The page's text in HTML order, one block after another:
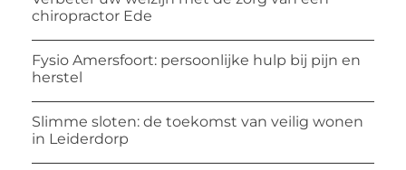
chiropractor Ede
Fysio Amersfoort: persoonlijke hulp bij pijn en
herstel
Slimme sloten: de toekomst van veilig wonen
in Leiderdorp